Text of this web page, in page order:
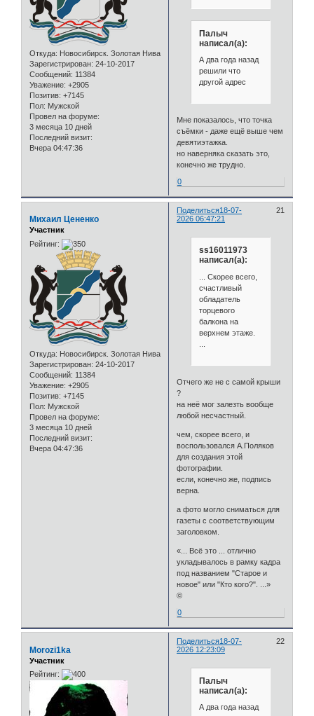
Откуда: Новосибирск. Золотая Нива
Зарегистрирован: 24-10-2017
Сообщений: 11384
Уважение: +2905
Позитив: +7145
Пол: Мужской
Провел на форуме:
3 месяца 10 дней
Последний визит:
Вчера 04:47:36
Палыч
написал(а):
А два года назад
решили что
другой адрес
Мне показалось, что точка
съёмки - даже ещё выше чем
девятиэтажка.
но наверняка сказать это,
конечно же трудно.
0
Поделиться 21
18-07-
2026 06:47:21
Михаил Цененко
Участник
Рейтинг:
Откуда: Новосибирск. Золотая Нива
Зарегистрирован: 24-10-2017
Сообщений: 11384
Уважение: +2905
Позитив: +7145
Пол: Мужской
Провел на форуме:
3 месяца 10 дней
Последний визит:
Вчера 04:47:36
ss16011973
написал(а):
... Скорее всего,
счастливый
обладатель
торцевого
балкона на
верхнем этаже.
Отчего же не с самой крыши
?
на неё мог залезть вообще
любой несчастный.
чем, скорее всего, и
воспользовался А.Поляков
для создания этой
фотографии.
если, конечно же, подпись
верна.
а фото могло сниматься для
газеты с соответствующим
заголовком.
«... Всё это ... отлично
укладывалось в рамку кадра
под названием "Старое и
новое" или "Кто кого?". ...»
©
0
Поделиться 22
18-07-
2026 12:23:09
Morozi1ka
Участник
Рейтинг:
Палыч
написал(а):
А два года назад